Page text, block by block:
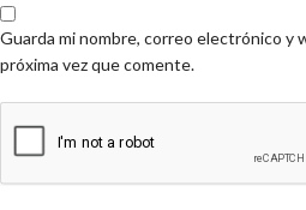
Guarda mi nombre, correo electrónico y
próxima vez que comente.